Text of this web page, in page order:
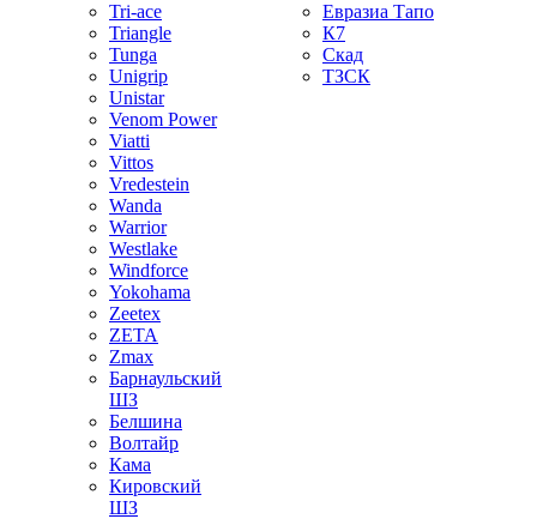
Tri-ace
Triangle
Tunga
Unigrip
Unistar
Venom Power
Viatti
Vittos
Vredestein
Wanda
Warrior
Westlake
Windforce
Yokohama
Zeetex
ZETA
Zmax
Барнаульский
ШЗ
Белшина
Волтайр
Кама
Кировский
ШЗ
Евразиа Тапо
К7
Скад
ТЗСК